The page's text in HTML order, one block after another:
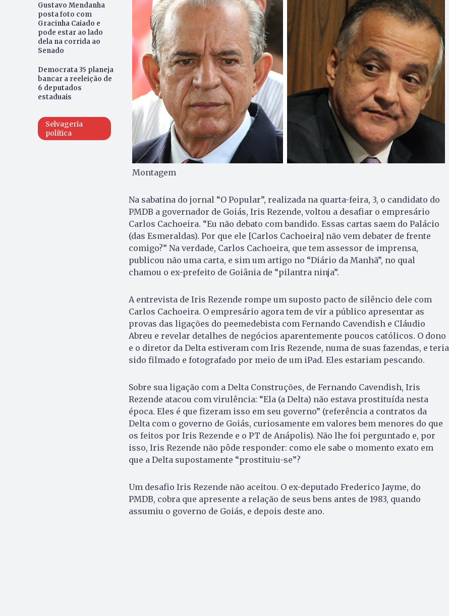
Gustavo Mendanha
posta foto com
Gracinha Caiado e
pode estar ao lado
dela na corrida ao
Senado
Democrata 35 planeja
bancar a reeleição de
6 deputados
estaduais
Selvageria
política
Montagem
Na sabatina do jornal “O Popular”, realizada na quarta-feira, 3, o candidato do
PMDB a governador de Goiás, Iris Rezende, voltou a desafiar o empresário
Carlos Cachoeira. “Eu não debato com bandido. Essas cartas saem do Palácio
(das Esmeraldas). Por que ele [Carlos Cachoeira] não vem debater de frente
comigo?” Na verdade, Carlos Cachoeira, que tem assessor de imprensa,
publicou não uma carta, e sim um artigo no “Diário da Manhã”, no qual
chamou o ex-prefeito de Goiânia de “pilantra ninja”.
A entrevista de Iris Rezende rompe um suposto pacto de silêncio dele com
Carlos Cachoeira. O empresário agora tem de vir a público apresentar as
provas das ligações do peemedebista com Fernando Cavendish e Cláudio
Abreu e revelar detalhes de negócios aparentemente poucos católicos. O dono
e o diretor da Delta estiveram com Iris Rezende, numa de suas fazendas, e teria
sido filmado e fotografado por meio de um iPad. Eles estariam pescando.
Sobre sua ligação com a Delta Construções, de Fernando Cavendish, Iris
Rezende atacou com virulência: “Ela (a Delta) não estava prostituída nesta
época. Eles é que fizeram isso em seu governo” (referência a contratos da
Delta com o governo de Goiás, curiosamente em valores bem menores do que
os feitos por Iris Rezende e o PT de Anápolis). Não lhe foi perguntado e, por
isso, Iris Rezende não pôde responder: como ele sabe o momento exato em
que a Delta supostamente “prostituiu-se”?
Um desafio Iris Rezende não aceitou. O ex-deputado Frederico Jayme, do
PMDB, cobra que apresente a relação de seus bens antes de 1983, quando
assumiu o governo de Goiás, e depois deste ano.